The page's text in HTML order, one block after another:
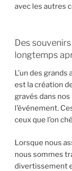
avec les autres
Des
longtemps
L’un des
est la création
gravés dans
l’événement.
ceux que l’on
Lorsque nous
nous sommes
divertissement